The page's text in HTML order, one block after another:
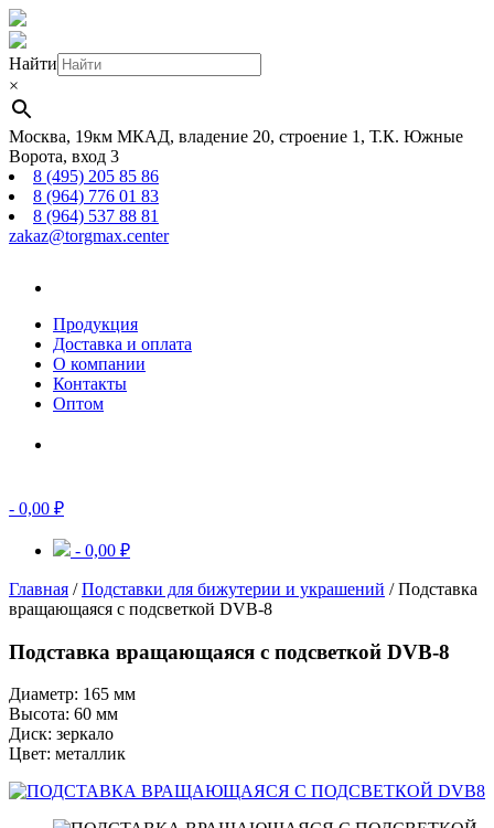
Найти
×
Москва, 19км МКАД, владение 20, строение 1, Т.К. Южные
Ворота, вход 3
8 (495) 205 85 86
8 (964) 776 01 83
8 (964) 537 88 81
zakaz@torgmax.center
Продукция
Доставка и оплата
О компании
Контакты
Оптом
- 0,00 ₽
- 0,00 ₽
Главная /Подставки для бижутерии и украшений / Подставка
вращающаяся с подсветкой DVB-8
Подставка вращающаяся с подсветкой DVB-8
Диаметр: 165 мм
Высота: 60 мм
Диск: зеркало
Цвет: металлик